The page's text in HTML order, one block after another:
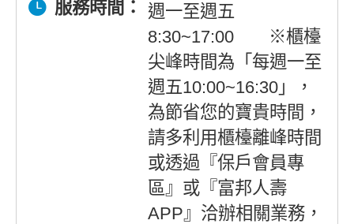
服務時間：
週一至週五
8:30~17:00 ※櫃檯
尖峰時間為「每週一至
週五10:00~16:30」，
為節省您的寶貴時間，
請多利用櫃檯離峰時間
或透過『保戶會員專
區』或『富邦人壽
APP』洽辦相關業務，